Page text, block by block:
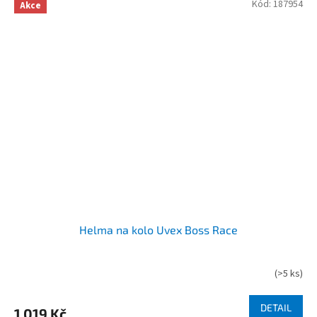
Akce
Helma na kolo Uvex Boss Race
(>5 ks)
1 019 Kč DETAIL
Kód: 187954